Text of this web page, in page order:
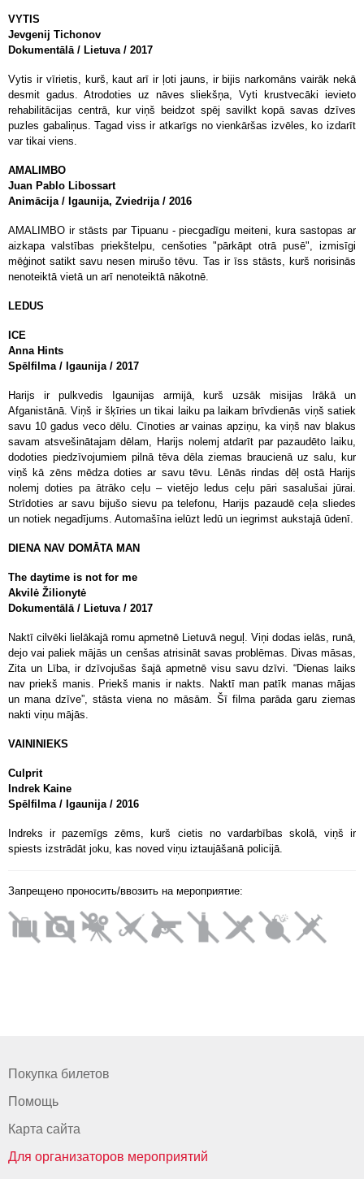
VYTIS
Jevgenij Tichonov
Dokumentālā / Lietuva / 2017
Vytis ir vīrietis, kurš, kaut arī ir ļoti jauns, ir bijis narkomāns vairāk nekā
desmit gadus. Atrodoties uz nāves sliekšņa, Vyti krustvecāki ievieto
rehabilitācijas centrā, kur viņš beidzot spēj savilkt kopā savas dzīves
puzles gabaliņus. Tagad viss ir atkarīgs no vienkāršas izvēles, ko izdarīt
var tikai viens.
AMALIMBO
Juan Pablo Libossart
Animācija / Igaunija, Zviedrija / 2016
AMALIMBO ir stāsts par Tipuanu - piecgadīgu meiteni, kura sastopas ar
aizkapa valstības priekštelpu, cenšoties "pārkāpt otrā pusē", izmisīgi
mēģinot satikt savu nesen mirušo tēvu. Tas ir īss stāsts, kurš norisinās
nenoteiktā vietā un arī nenoteiktā nākotnē.
LEDUS
ICE
AnnaHints
Spēlfilma / Igaunija / 2017
Harijs ir pulkvedis Igaunijas armijā, kurš uzsāk misijas Irākā un
Afganistānā. Viņš ir šķīries un tikai laiku pa laikam brīvdienās viņš satiek
savu 10 gadus veco dēlu. Cīnoties ar vainas apziņu, ka viņš nav blakus
savam atsvešinātajam dēlam, Harijs nolemj atdarīt par pazaudēto laiku,
dodoties piedzīvojumiem pilnā tēva dēla ziemas braucienā uz salu, kur
viņš kā zēns mēdza doties ar savu tēvu. Lēnās rindas dēļ ostā Harijs
nolemj doties pa ātrāko ceļu – vietējo ledus ceļu pāri sasalušai jūrai.
Strīdoties arsavu bijušo sievu pa telefonu, Harijs pazaudē ceļa sliedes
un notiek negadījums. Automašīna ielūzt ledū un iegrimst aukstajā ūdenī.
DIENA NAV DOMĀTA MAN
The daytime is not for me
Akvilė Žilionytė
Dokumentālā / Lietuva / 2017
Naktī cilvēki lielākajā romu apmetnē Lietuvā neguļ. Viņi dodas ielās, runā,
dejo vai paliek mājās un cenšas atrisināt savas problēmas. Divas māsas,
Zita un Lība, ir dzīvojušas šajā apmetnē visu savu dzīvi. “Dienas laiks
nav priekš manis. Priekš manis ir nakts. Naktī man patīk manas mājas
un mana dzīve”, stāsta viena no māsām. Šī filma parāda garu ziemas
nakti viņu mājās.
VAININIEKS
Culprit
Indrek Kaine
Spēlfilma / Igaunija / 2016
Indreks ir pazemīgs zēms, kurš cietis no vardarbības skolā, viņš ir
spiests izstrādāt joku, kas noved viņu iztaujāšanā policijā.
Запрещено проносить/ввозить на мероприятие:
Покупка билетов
Помощь
Карта сайта
Для организаторов мероприятий